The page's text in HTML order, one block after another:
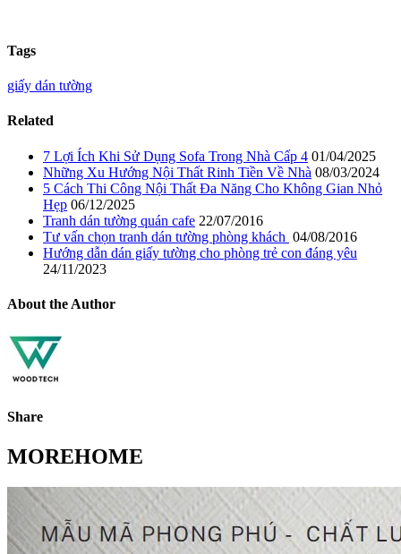
Tags
giấy dán tường
Related
7 Lợi Ích Khi Sử Dụng Sofa Trong Nhà Cấp 4 01/04/2025
Những Xu Hướng Nội Thất Rinh Tiền Về Nhà 08/03/2024
5 Cách Thi Công Nội Thất Đa Năng Cho Không Gian Nhỏ
Hẹp 06/12/2025
Tranh dán tường quán cafe 22/07/2016
Tư vấn chọn tranh dán tường phòng khách 04/08/2016
Hướng dẫn dán giấy tường cho phòng trẻ con đáng yêu
24/11/2023
About the Author
Share
MOREHOME